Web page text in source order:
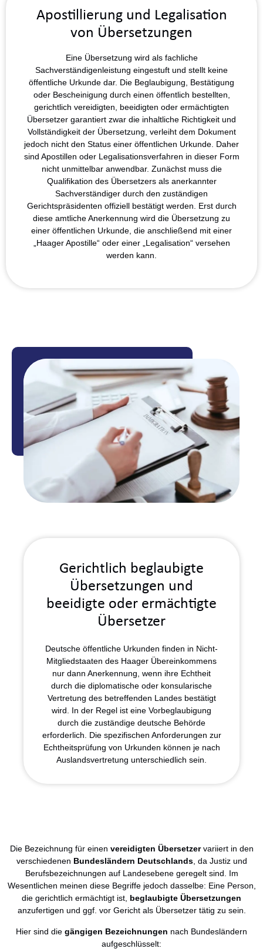
Apostillierung und Legalisation
von Übersetzungen
Eine Übersetzung wird als fachliche
Sachverständigenleistung eingestuft und stellt keine
öffentliche Urkunde dar. Die Beglaubigung, Bestätigung
oder Bescheinigung durch einen öffentlich bestellten,
gerichtlich vereidigten, beeidigten oder ermächtigten
Übersetzer garantiert zwar die inhaltliche Richtigkeit und
Vollständigkeit der Übersetzung, verleiht dem Dokument
jedoch nicht den Status einer öffentlichen Urkunde. Daher
sind Apostillen oder Legalisationsverfahren in dieser Form
nicht unmittelbar anwendbar. Zunächst muss die
Qualifikation des Übersetzers als anerkannter
Sachverständiger durch den zuständigen
Gerichtspräsidenten offiziell bestätigt werden. Erst durch
diese amtliche Anerkennung wird die Übersetzung zu
einer öffentlichen Urkunde, die anschließend mit einer
„Haager Apostille“ oder einer „Legalisation“ versehen
werden kann.
Gerichtlich beglaubigte
Übersetzungen und
beeidigte oder ermächtigte
Übersetzer
Deutsche öffentliche Urkunden finden in Nicht-
Mitgliedstaaten des Haager Übereinkommens
nur dann Anerkennung, wenn ihre Echtheit
durch die diplomatische oder konsularische
Vertretung des betreffenden Landes bestätigt
wird. In der Regel ist eine Vorbeglaubigung
durch die zuständige deutsche Behörde
erforderlich. Die spezifischen Anforderungen zur
Echtheitsprüfung von Urkunden können je nach
Auslandsvertretung unterschiedlich sein.
Die Bezeichnung für einen vereidigten Übersetzervariiert in den
verschiedenen Bundesländern Deutschlands, da Justiz und
Berufsbezeichnungen auf Landesebene geregelt sind. Im
Wesentlichen meinen diese Begriffe jedoch dasselbe: Eine Person,
die gerichtlich ermächtigt ist, beglaubigte Übersetzungen
anzufertigen und ggf. vor Gericht als Übersetzer tätig zu sein.
Hier sind die gängigen Bezeichnungen nach Bundesländern
aufgeschlüsselt: